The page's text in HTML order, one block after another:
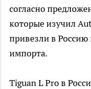
согласно
которые изучил
привезли в Россию
импорта.
Tiguan L Pro в